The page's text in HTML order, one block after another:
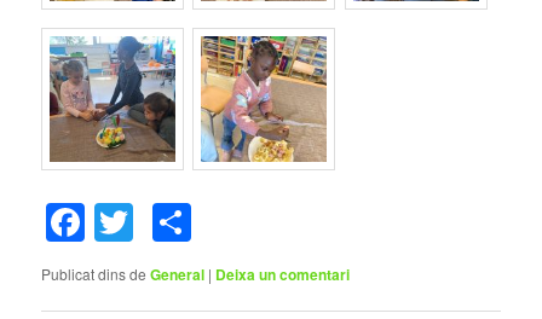
Facebook
Twitter
Publicat dins de General | Deixa un comentari